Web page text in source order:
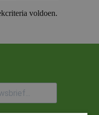
voldoen.